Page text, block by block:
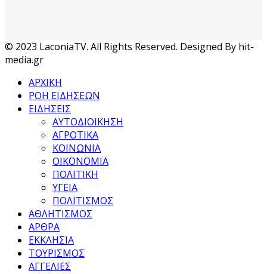
© 2023 LaconiaTV. All Rights Reserved. Designed By hit-
media.gr
ΑΡΧΙΚΗ
ΡΟΗ ΕΙΔΗΣΕΩΝ
ΕΙΔΗΣΕΙΣ
ΑΥΤΟΔΙΟΙΚΗΣΗ
ΑΓΡΟΤΙΚΑ
ΚΟΙΝΩΝΙΑ
ΟΙΚΟΝΟΜΙΑ
ΠΟΛΙΤΙΚΗ
ΥΓΕΙΑ
ΠΟΛΙΤΙΣΜΟΣ
ΑΘΛΗΤΙΣΜΟΣ
ΑΡΘΡΑ
ΕΚΚΛΗΣΙΑ
ΤΟΥΡΙΣΜΟΣ
ΑΓΓΕΛΙΕΣ